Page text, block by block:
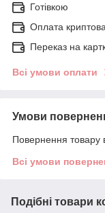
Готівкою
Оплата
Переказ на
Всі умови оплати
Умови
Повернення товару
Всі умови
Подібні товари